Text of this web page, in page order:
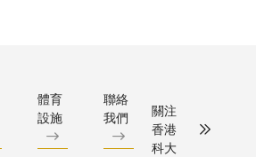
體育
設施
聯絡
我們
關注
香港
科大